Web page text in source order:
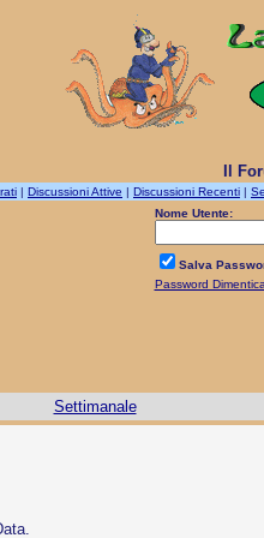
Il
| Discussioni Attive | Discussioni Recenti |
Nome Utente:
Salva
Password
Settimanale